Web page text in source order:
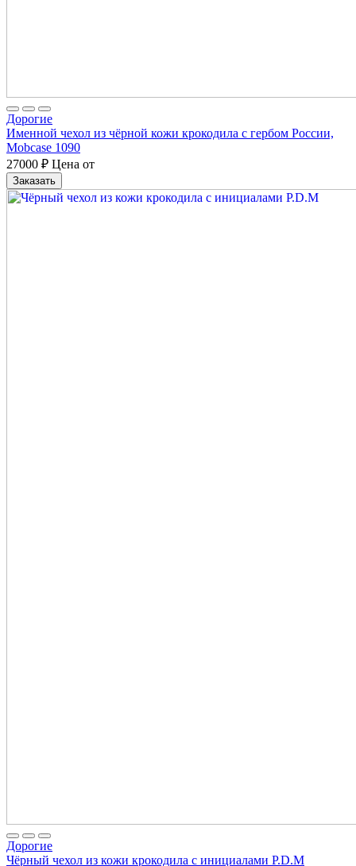
Дорогие
Именной чехол из чёрной кожи крокодила с гербом России,
Mobcase 1090
27000 ₽ Цена от
Заказать
Дорогие
Чёрный чехол из кожи крокодила с инициалами P.D.M